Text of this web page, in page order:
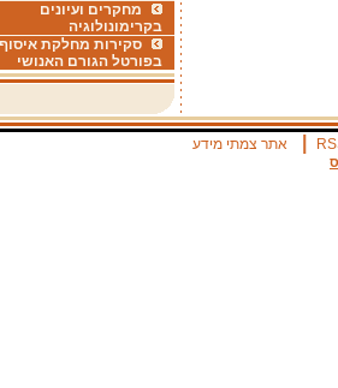
מחקרים ועיונים
בקרימונולוגיה
סקירות מחלקת איסוף
בפורטל הגורם האנושי
אתר צמתי מידע